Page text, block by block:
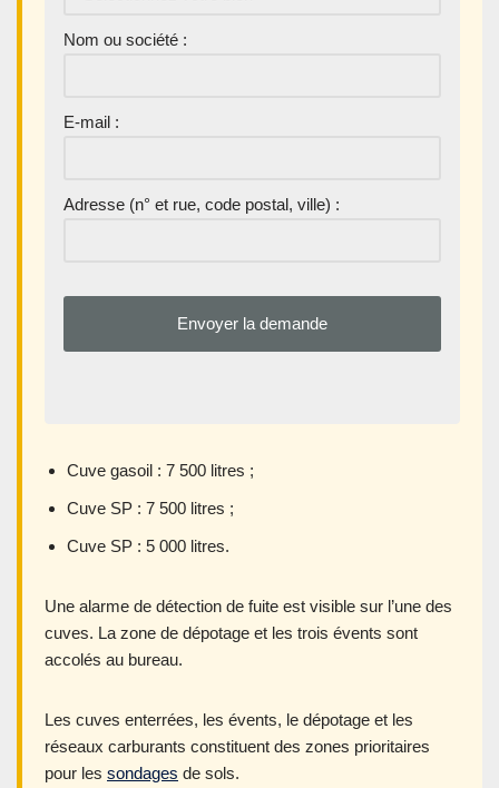
Nom ou société :
E-mail :
Adresse (n° et rue, code postal, ville) :
Cuve gasoil : 7 500 litres ;
Cuve SP : 7 500 litres ;
Cuve SP : 5 000 litres.
Une alarme de détection de fuite est visible sur l’une des
cuves. La zone de dépotage et les trois évents sont
accolés au bureau.
Les cuves enterrées, les évents, le dépotage et les
réseaux carburants constituent des zones prioritaires
pour les sondages de sols.